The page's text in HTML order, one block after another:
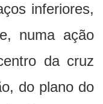
inferiores,
numa ação
da cruz
do plano do